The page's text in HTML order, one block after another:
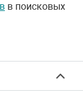
в поисковых